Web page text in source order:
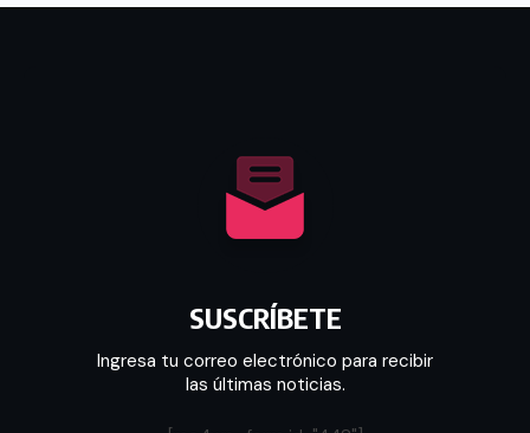
SUSCRÍBETE
Ingresa tu correo electrónico para recibir
las últimas noticias.